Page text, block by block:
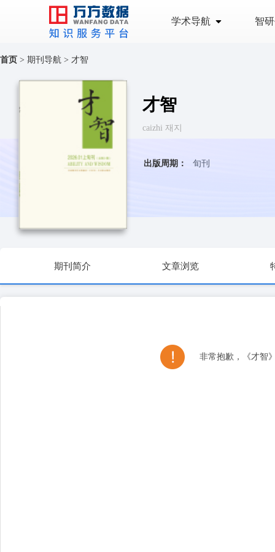
学术导航 智
首页 > 期刊导航 > 才智
才智
caizhi 재지
出版周期： 旬刊
期刊简介 文章浏览